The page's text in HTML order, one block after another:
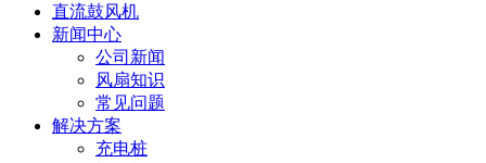
直流鼓风机
新闻中心
公司新闻
风扇知识
常见问题
解决方案
充电桩